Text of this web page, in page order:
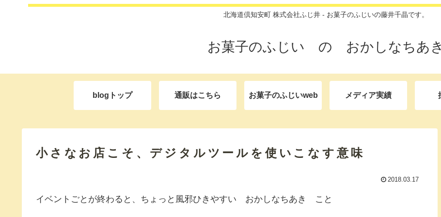
北海道倶知安町 株式会社ふじ井 - お菓子のふじいの藤井千晶です。
お菓子のふじい の おかしなちあき
blogトップ 通販はこちら お菓子のふじいweb メディア実績
小さなお店こそ、デジタルツールを使いこなす意味
2018.03.17
イベントごとが終わると、ちょっと風邪ひきやすい おかしなちあき こと